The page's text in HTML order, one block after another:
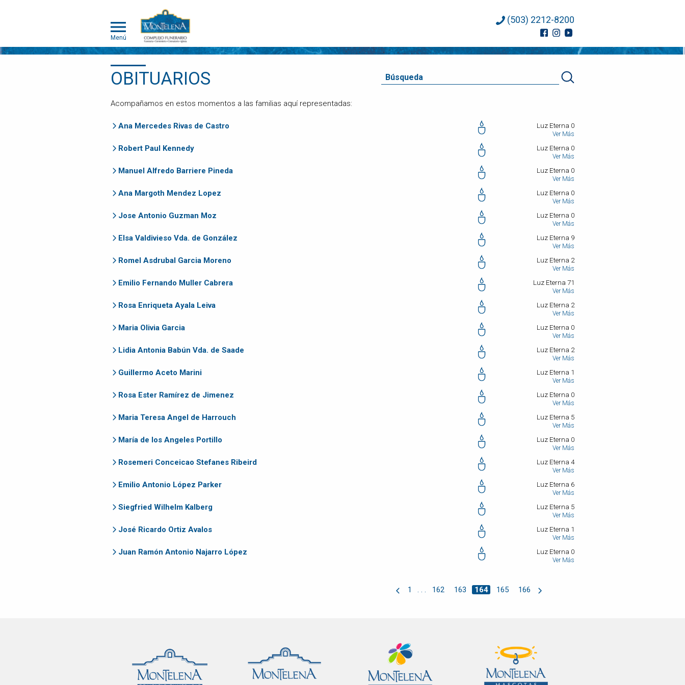
Menú
(503) 2212-8200
OBITUARIOS
Acompañamos en estos momentos a las familias aquí representadas:
Ana Mercedes Rivas de Castro Luz Eterna 0
Ver Más
Robert Paul Kennedy Luz Eterna 0
Ver Más
Manuel Alfredo Barriere Pineda Luz Eterna 0
Ver Más
Ana Margoth Mendez Lopez Luz Eterna 0
Ver Más
Jose Antonio Guzman Moz Luz Eterna 0
Ver Más
Elsa Valdivieso Vda. de González Luz Eterna 9
Ver Más
Romel Asdrubal Garcia Moreno Luz Eterna 2
Ver Más
Emilio Fernando Muller Cabrera Luz Eterna 71
Ver Más
Rosa Enriqueta Ayala Leiva Luz Eterna 2
Ver Más
Maria Olivia Garcia Luz Eterna 0
Ver Más
Lidia Antonia Babún Vda. de Saade Luz Eterna 2
Ver Más
Guillermo Aceto Marini Luz Eterna 1
Ver Más
Rosa Ester Ramírez de Jimenez Luz Eterna 0
Ver Más
Maria Teresa Angel de Harrouch Luz Eterna 5
Ver Más
María de los Angeles Portillo Luz Eterna 0
Ver Más
Rosemeri Conceicao Stefanes Ribeird Luz Eterna 4
Ver Más
Emilio Antonio López Parker Luz Eterna 6
Ver Más
Siegfried Wilhelm Kalberg Luz Eterna 5
Ver Más
José Ricardo Ortiz Avalos Luz Eterna 1
Ver Más
Juan Ramón Antonio Najarro López Luz Eterna 0
Ver Más
1 . . . 162 163 164 165 166